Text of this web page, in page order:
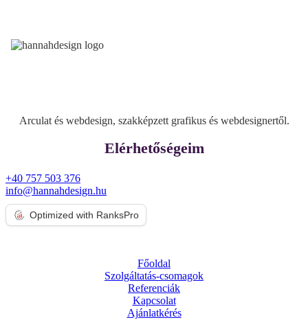
Arculat és webdesign, szakképzett grafikus és webdesignertől.
Elérhetőségeim
+40 757 503 376
info@hannahdesign.hu
Optimized with RanksPro
Főoldal
Szolgáltatás-csomagok
Referenciák
Kapcsolat
Ajánlatkérés